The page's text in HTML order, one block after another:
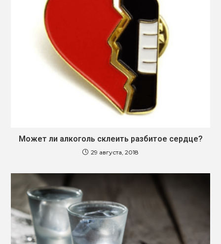
Может ли алкоголь склеить разбитое сердце?
29 августа, 2018